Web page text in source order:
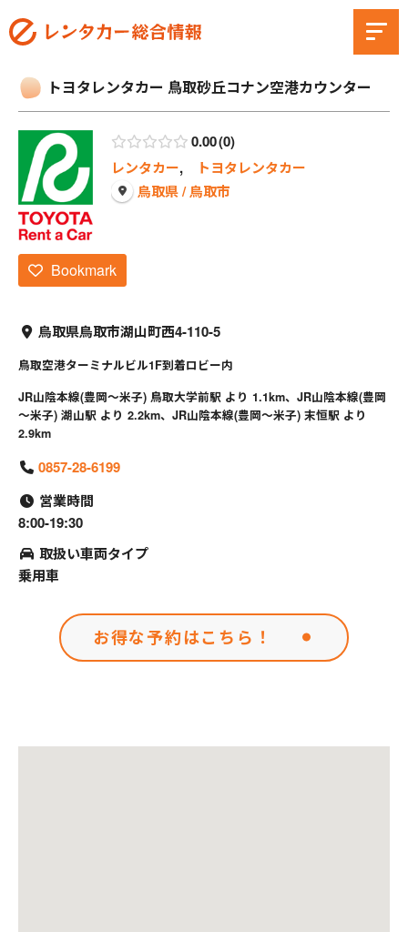
トヨタレンタカー 鳥取砂丘コナン空港カウンター
0.00 0
レンタカー,
トヨタレンタカー
鳥取県 / 鳥取市
Bookmark
鳥取県鳥取市湖山町西4-110-5
鳥取空港ターミナルビル1F到着ロビー内
JR山陰本線(豊岡～米子) 鳥取大学前駅 より 1.1km、JR山陰本線(豊岡
～米子) 湖山駅 より 2.2km、JR山陰本線(豊岡～米子) 末恒駅 より
2.9km
0857-28-6199
営業時間
8:00-19:30
取扱い車両タイプ
乗用車
お得な予約はこちら！